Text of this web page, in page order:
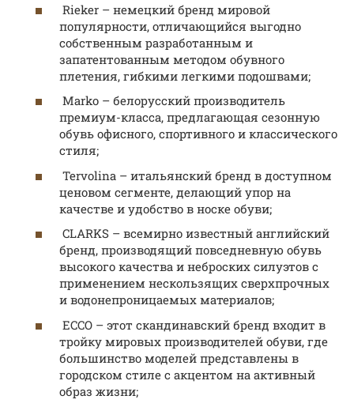
Rieker – немецкий бренд мировой
популярности, отличающийся выгодно
собственным разработанным и
запатентованным методом обувного
плетения, гибкими легкими подошвами;
Marko – белорусский производитель
премиум-класса, предлагающая сезонную
обувь офисного, спортивного и классического
стиля;
Tervolina – итальянский бренд в доступном
ценовом сегменте, делающий упор на
качестве и удобство в носке обуви;
CLARKS – всемирно известный английский
бренд, производящий повседневную обувь
высокого качества и неброских силуэтов с
применением нескользящих сверхпрочных
и водонепроницаемых материалов;
ECCO – этот скандинавский бренд входит в
тройку мировых производителей обуви, где
большинство моделей представлены в
городском стиле с акцентом на активный
образ жизни;